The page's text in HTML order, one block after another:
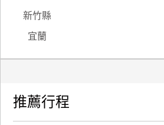
新竹縣
宜蘭
推薦行程